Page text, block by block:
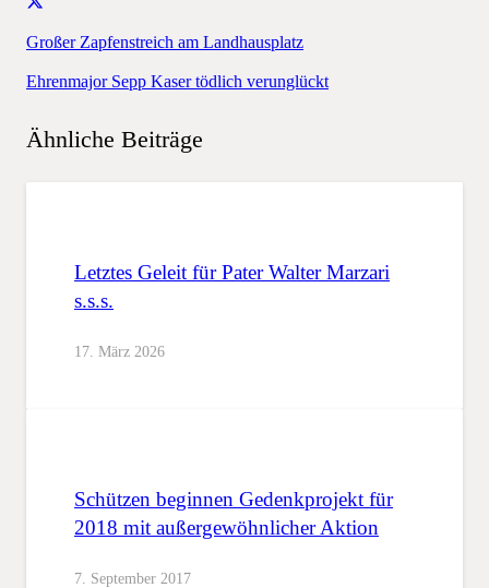
Großer Zapfenstreich am Landhausplatz
Ehrenmajor Sepp Kaser tödlich verunglückt
Ähnliche Beiträge
Letztes Geleit für Pater Walter Marzari
s.s.s.
17. März 2026
Schützen beginnen Gedenkprojekt für
2018 mit außergewöhnlicher Aktion
7. September 2017